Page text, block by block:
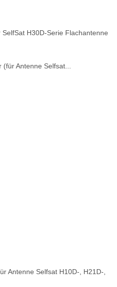
H30D-Serie Flachantenne
Antenne Selfsat H10D-, H21D-,